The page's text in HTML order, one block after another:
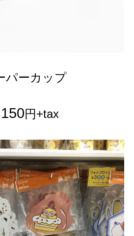
パーカップ
150円+tax